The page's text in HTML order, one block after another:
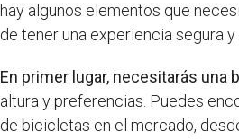
hay algunos elementos que
de tener una experiencia segura y
En primer lugar, necesitarás una
altura y preferencias. Puedes
de bicicletas en el mercado,